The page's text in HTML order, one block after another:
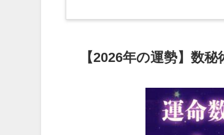
【2026年の運勢】数